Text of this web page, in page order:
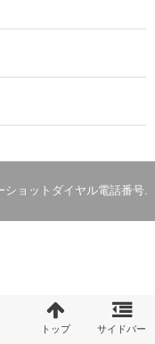
ショットダイヤル電話番号.